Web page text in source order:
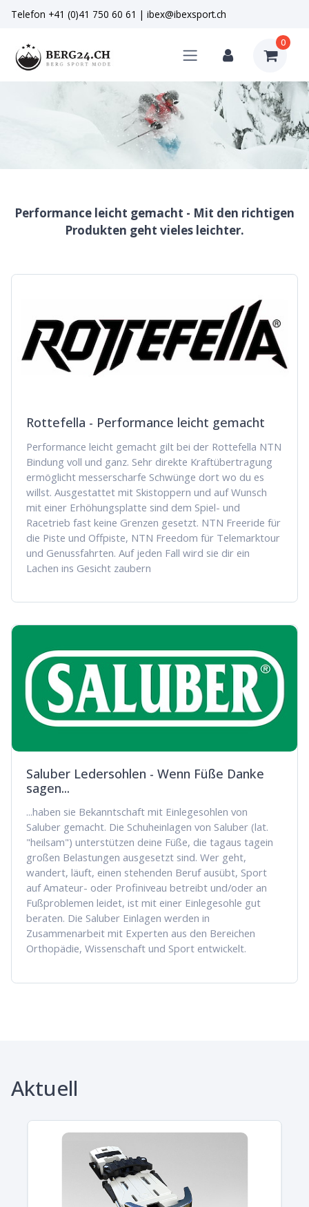
Telefon +41 (0)41 750 60 61 | ibex@ibexsport.ch
0
Performance leicht gemacht - Mit den richtigen
Produkten geht vieles leichter.
Rottefella - Performance leicht gemacht
Performance leicht gemacht gilt bei der Rottefella NTN
Bindung voll und ganz. Sehr direkte Kraftübertragung
ermöglicht messerscharfe Schwünge dort wo du es
willst. Ausgestattet mit Skistoppern und auf Wunsch
mit einer Erhöhungsplatte sind dem Spiel- und
Racetrieb fast keine Grenzen gesetzt. NTN Freeride für
die Piste und Offpiste, NTN Freedom für Telemarktour
und Genussfahrten. Auf jeden Fall wird sie dir ein
Lachen ins Gesicht zaubern
Saluber Ledersohlen - Wenn Füße Danke
sagen...
...haben sie Bekanntschaft mit Einlegesohlen von
Saluber gemacht. Die Schuheinlagen von Saluber (lat.
"heilsam") unterstützen deine Füße, die tagaus tagein
großen Belastungen ausgesetzt sind. Wer geht,
wandert, läuft, einen stehenden Beruf ausübt, Sport
auf Amateur- oder Profiniveau betreibt und/oder an
Fußproblemen leidet, ist mit einer Einlegesohle gut
beraten. Die Saluber Einlagen werden in
Zusammenarbeit mit Experten aus den Bereichen
Orthopädie, Wissenschaft und Sport entwickelt.
Aktuell